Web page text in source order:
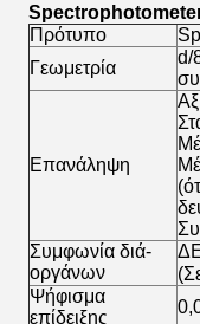
Spectrophotometer
Πρότυπο
Γεωμετρία
d/
Επανάληψη
Συμφωνία διά-
οργάνων
Ψήφισμα
επίδειξης